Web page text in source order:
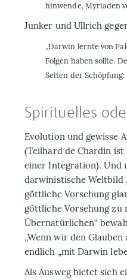
hinwende, Myriaden
Junker und Ullrich
„Darwin lernte von
Folgen haben sollte.
Seiten der Schöpfung:
Spirituelles
Evolution und gewisse
(Teilhard de Chardin ist
einer Integration). Und
darwinistische Weltbild
göttliche Vorsehung
göttliche Vorsehung zu
Übernatürlichen“
„Wenn wir den
endlich „mit Darwin
Als Ausweg bietet sich